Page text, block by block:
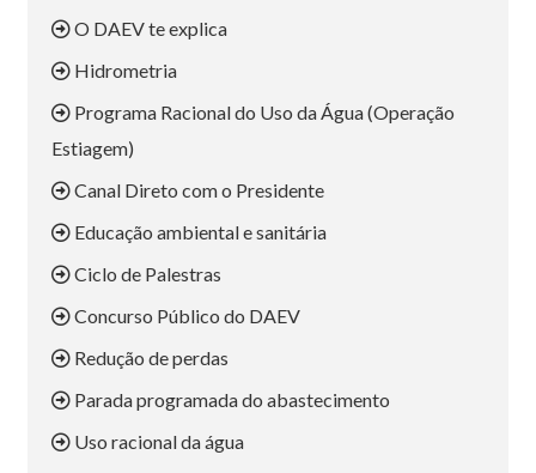
O DAEV te explica
Hidrometria
Programa Racional do Uso da Água (Operação
Estiagem)
Canal Direto com o Presidente
Educação ambiental e sanitária
Ciclo de Palestras
Concurso Público do DAEV
Redução de perdas
Parada programada do abastecimento
Uso racional da água